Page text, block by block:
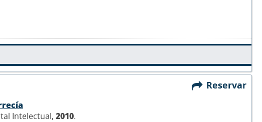
Reservar
Intelectual, 2010.